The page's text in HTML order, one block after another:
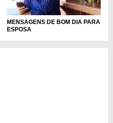
MENSAGENS DE BOM DIA PARA
ESPOSA